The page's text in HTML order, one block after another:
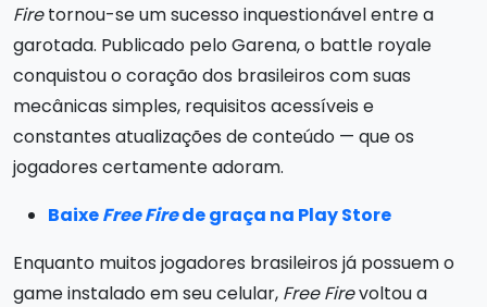
Firetornou-se um sucesso inquestionável entre a
garotada. Publicado pelo Garena, o battle royale
conquistou o coração dos brasileiros com suas
mecânicas simples, requisitos acessíveis e
constantes atualizações de conteúdo — que os
jogadores certamente adoram.
BaixeFree Firede graça na Play Store
Enquanto muitos jogadores brasileiros já possuem o
game instalado em seu celular, Free Firevoltou a